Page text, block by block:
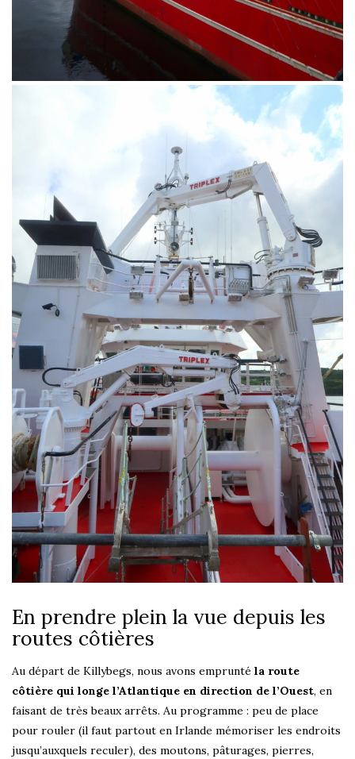
En prendre plein la vue depuis les
routes côtières
Au départ de Killybegs, nous avons emprunté la route
côtière qui longe l’Atlantique en direction de l’Ouest, en
faisant de très beaux arrêts. Au programme : peu de place
pour rouler (il faut partout en Irlande mémoriser les endroits
jusqu’auxquels reculer), des moutons, pâturages, pierres,